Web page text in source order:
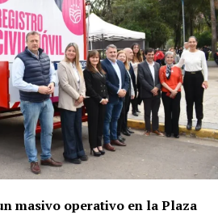
masivo operativo en la Plaza